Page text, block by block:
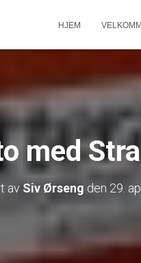
HJEM
med
av Siv Ørseng den 29.